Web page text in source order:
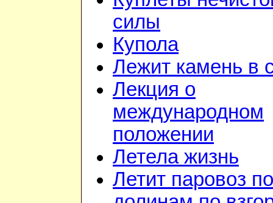
силы
Купола
Лежит камень в
Лекция о
международном
положении
Летела жизнь
Летит паровоз по